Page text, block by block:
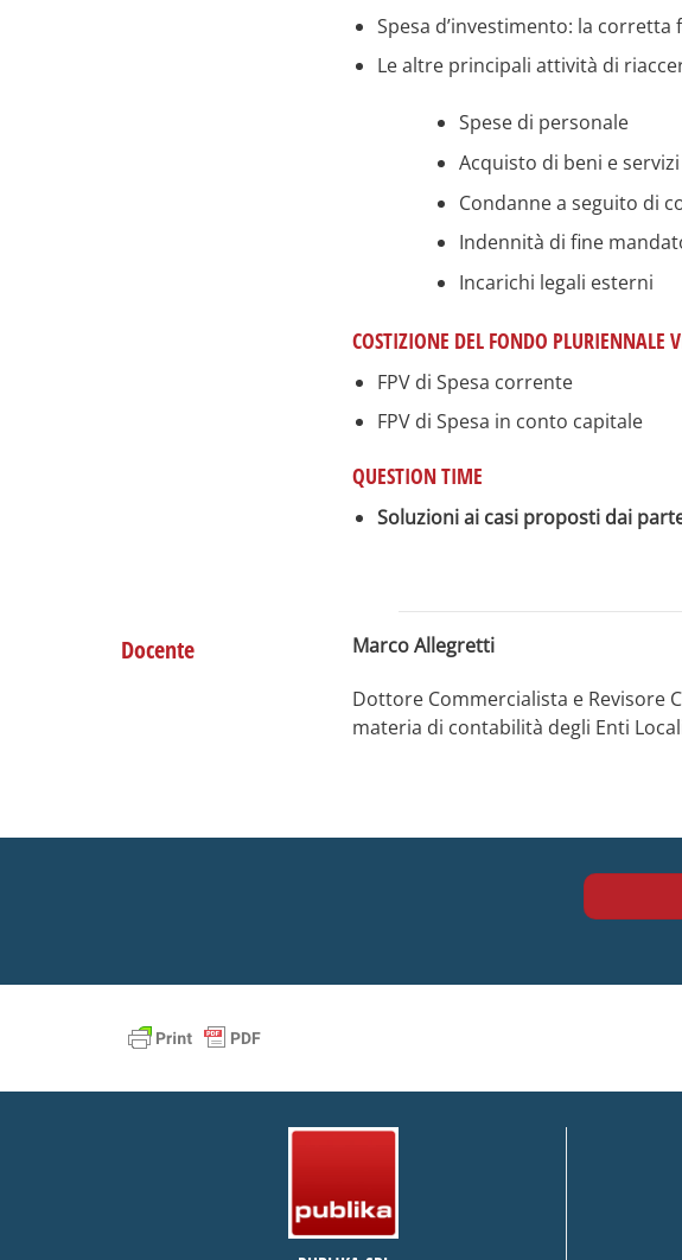
Spesa d’investimento: la
Le altre principali attività di
Spese di personale
Acquisto di beni e servizi
Condanne a seguito di
Indennità di fine
Incarichi legali esterni
COSTIZIONE DEL FONDO PLURIENNALE
FPV di Spesa corrente
FPV di Spesa in conto capitale
QUESTION TIME
Soluzioni ai casi proposti dai
Docente Marco Allegretti
Dottore Commercialista e Revisore
materia di contabilità degli Enti